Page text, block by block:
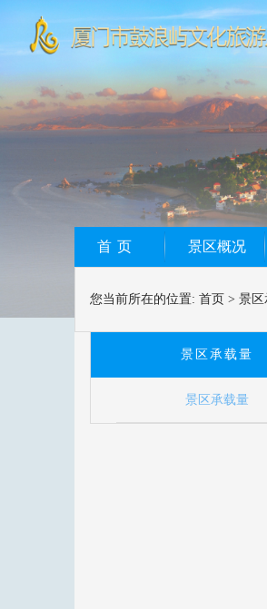
首页 景区概况
您当前所在的位置: 首页 > 景区
景区承载量
景区承载量